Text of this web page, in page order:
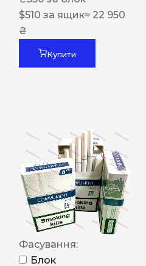
$510 за ящик≈ 22 950
₴
Купити
Фасування:
Блок